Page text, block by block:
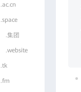
.ac.cn
.space
.集团
.website
.tk
.fm